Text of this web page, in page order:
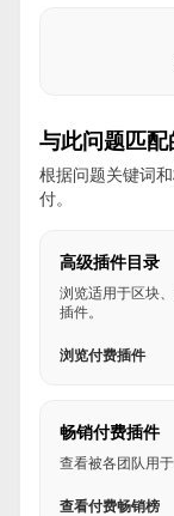
与此问题匹
根据问题关键词
付。
高级插件目录
浏览适用于区块
插件。
浏览付费插件
畅销付费插件
查看被各团队用
查看付费畅销榜